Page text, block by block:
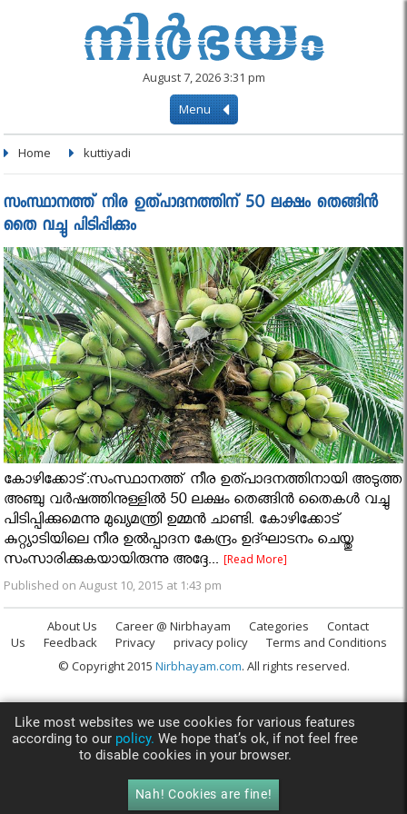
August 7, 2026 3:31 pm
Menu
Home kuttiyadi
സംസ്ഥാനത്ത് നീര ഉത്പാദനത്തിന് 50 ലക്ഷം തെങ്ങിന്‍
തൈ വച്ചു പിടിപ്പിക്കും
കോഴിക്കോട്:സംസ്ഥാനത്ത് നീര ഉത്പാദനത്തിനായി അടുത്ത
അഞ്ചു വര്‍ഷത്തിനുള്ളില്‍ 50 ലക്ഷം തെങ്ങിന്‍ തൈകള്‍ വച്ചു
പിടിപ്പിക്കുമെന്നു മുഖ്യമന്ത്രി ഉമ്മന്‍ ചാണ്ടി. കോഴിക്കോട്
കുറ്റ്യാടിയിലെ നീര ഉല്‍പ്പാദന കേന്ദ്രം ഉദ്ഘാടനം ചെയ്തു
സംസാരിക്കുകയായിരുന്നു അദ്ദേ...[Read More]
Published on August 10, 2015 at 1:43 pm
About Us Career @ Nirbhayam Categories
Contact
Us
Feedback Privacy privacy policy
Terms and Conditions
© Copyright 2015 Nirbhayam.com. All rights reserved.
Like most websites we use cookies for various features
according to our policy. We hope that’s ok, if not feel free
to disable cookies in your browser.
Nah! Cookies are fine!